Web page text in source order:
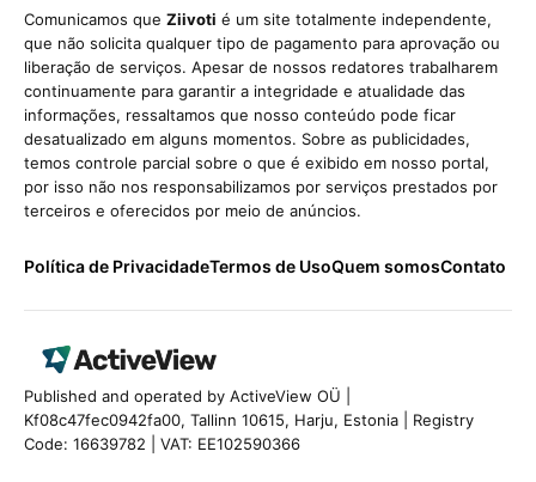
Comunicamos que Ziivoti é um site totalmente independente,
que não solicita qualquer tipo de pagamento para aprovação ou
liberação de serviços. Apesar de nossos redatores trabalharem
continuamente para garantir a integridade e atualidade das
informações, ressaltamos que nosso conteúdo pode ficar
desatualizado em alguns momentos. Sobre as publicidades,
temos controle parcial sobre o que é exibido em nosso portal,
por isso não nos responsabilizamos por serviços prestados por
terceiros e oferecidos por meio de anúncios.
Política de PrivacidadeTermos de UsoQuem somosContato
Published and operated by ActiveView OÜ |
Kf08c47fec0942fa00, Tallinn 10615, Harju, Estonia | Registry
Code: 16639782 | VAT: EE102590366